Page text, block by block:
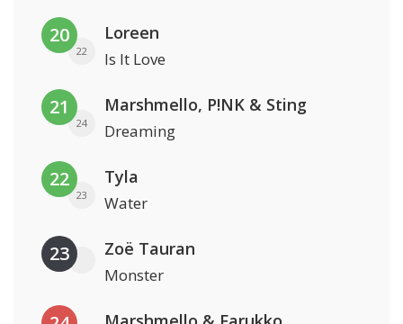
20
22
Loreen
Is It Love
21
24
Marshmello, P!NK & Sting
Dreaming
22
23
Tyla
Water
23 Zoë Tauran
Monster